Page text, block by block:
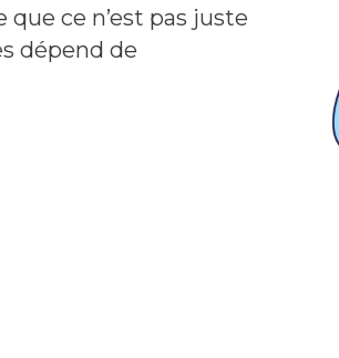
ce n’est pas juste
dépend de